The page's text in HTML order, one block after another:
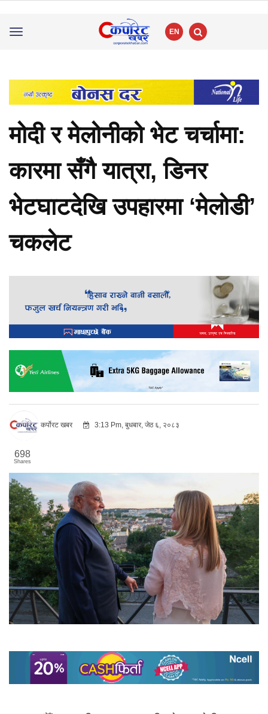
Toggle
EN
मोदी र मेलोनीको भेट चर्चामा:
कारमा सँगै यात्रा, डिनर
भेटघाटदेखि उपहारमा ‘मेलोडी’
चकलेट
कर्पोरट खबर 3:13 Pm, बुधबार, जेठ ६, २०८३
698
Shares